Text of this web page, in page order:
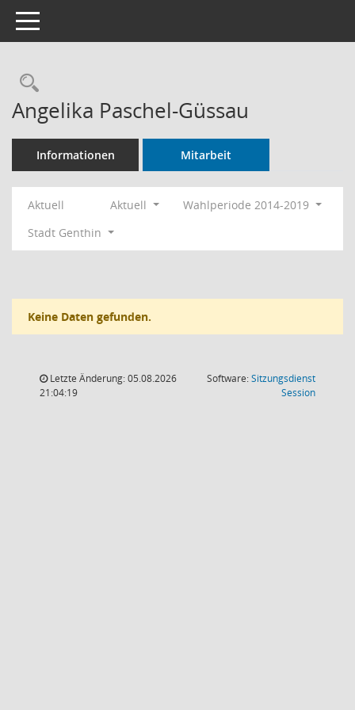
Toggle navigation
Rechercheauswahl
Angelika Paschel-Güssau
Informationen Mitarbeit
Aktuell Aktuell
Wahlperiode 2014-2019
Stadt Genthin
Keine Daten gefunden.
Letzte Änderung: 05.08.2026
21:04:19
Software:Sitzungsdienst
Session(Wird in